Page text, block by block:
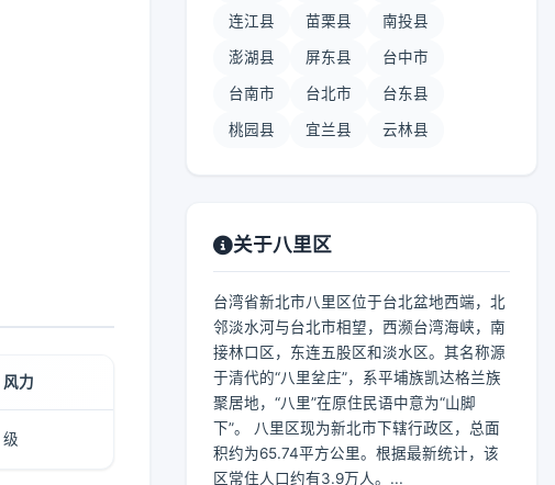
风力
级
连江县 苗栗县 南投县
澎湖县 屏东县 台中市
台南市 台北市 台东县
桃园县 宜兰县 云林县
关于八里区
台湾省新北市八里区位于台北盆地西端，北
邻淡水河与台北市相望，西濒台湾海峡，南
接林口区，东连五股区和淡水区。其名称源
于清代的“八里坌庄”，系平埔族凯达格兰族
聚居地，“八里”在原住民语中意为“山脚
下”。 八里区现为新北市下辖行政区，总面
积约为65.74平方公里。根据最新统计，该
区常住人口约有3.9万人。...